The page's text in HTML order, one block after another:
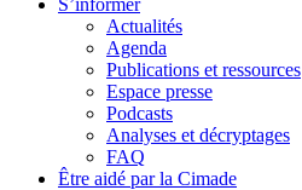
S’informer
Actualités
Agenda
Publications et ressources
Espace presse
Podcasts
Analyses et décryptages
FAQ
Être aidé par la Cimade